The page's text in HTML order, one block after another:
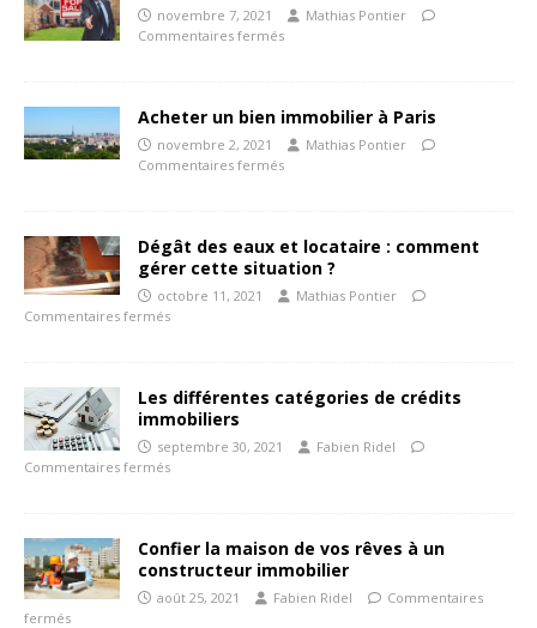
novembre 7, 2021
Mathias Pontier
Commentaires fermés
Acheter un bien immobilier à Paris
novembre 2, 2021
Mathias Pontier
Commentaires fermés
Dégât des eaux et locataire : comment
gérer cette situation ?
octobre 11, 2021
Mathias Pontier
Commentaires fermés
Les différentes catégories de crédits
immobiliers
septembre 30, 2021
Fabien Ridel
Commentaires fermés
Confier la maison de vos rêves à un
constructeur immobilier
août 25, 2021 Fabien Ridel
Commentaires
fermés